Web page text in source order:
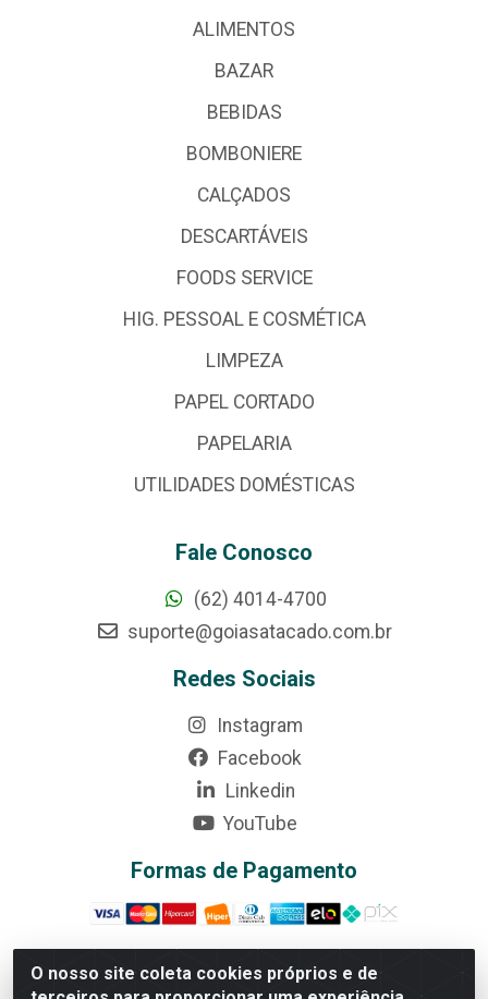
O nosso site coleta cookies próprios e de
ALIMENTOS
BAZAR
BEBIDAS
BOMBONIERE
CALÇADOS
DESCARTÁVEIS
FOODS SERVICE
HIG. PESSOAL E COSMÉTICA
LIMPEZA
PAPEL CORTADO
PAPELARIA
UTILIDADES DOMÉSTICAS
Fale Conosco
(62) 4014-4700
suporte@goiasatacado.com.br
Redes Sociais
Instagram
Facebook
Linkedin
YouTube
Formas de Pagamento